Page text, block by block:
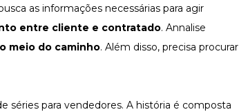
as informações necessárias para agir
entre cliente e contratado. Annalise
meio do caminho. Além disso, precisa procurar
para vendedores. A história é composta